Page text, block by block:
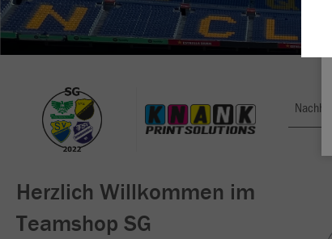
Herzlich Willkommen im
Teamshop SG